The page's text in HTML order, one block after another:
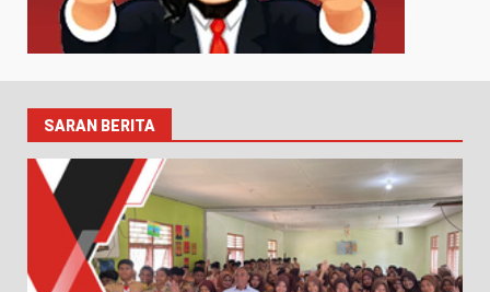
SARAN BERITA